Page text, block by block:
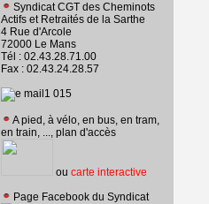
Syndicat CGT des Cheminots
Actifs et Retraités de la Sarthe
4 Rue d'Arcole
72000 Le Mans
Tél : 02.43.28.71.00
Fax : 02.43.24.28.57
A pied, à vélo, en bus, en tram,
en train, ..., plan d'accès
ou carte interactive
Page Facebook du Syndicat